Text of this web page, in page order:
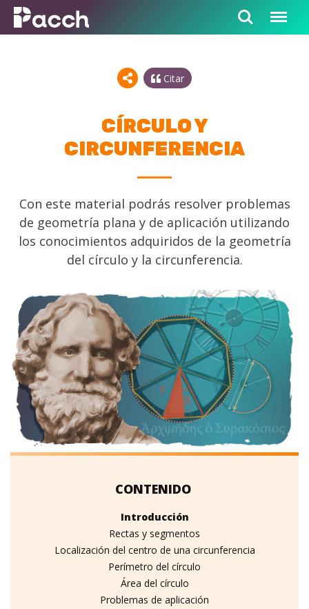
Citar
CÍRCULO Y
CIRCUNFERENCIA
Con este material podrás resolver problemas
de geometría plana y de aplicación utilizando
los conocimientos adquiridos de la geometría
del círculo y la circunferencia.
Introducción
Rectas y segmentos
Localización del centro de una circunferencia
Perímetro del círculo
Área del círculo
Problemas de aplicación